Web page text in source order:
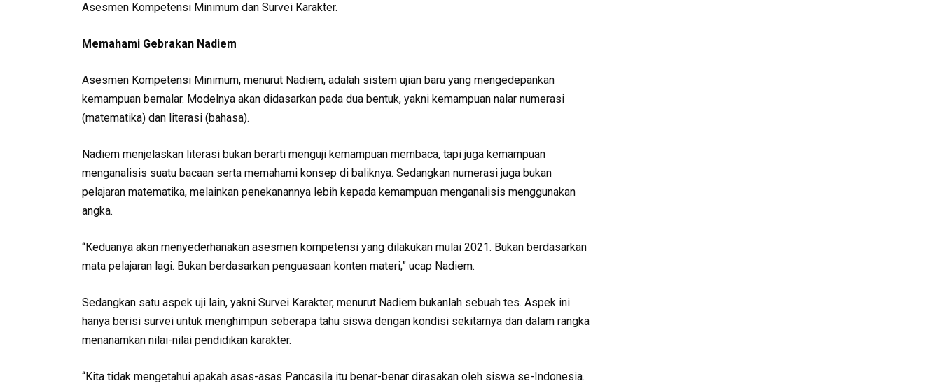
Asesmen Kompetensi Minimum dan Survei Karakter.
Memahami Gebrakan Nadiem
Asesmen Kompetensi Minimum, menurut Nadiem, adalah sistem ujian baru yang mengedepankan
kemampuan bernalar. Modelnya akan didasarkan pada dua bentuk, yakni kemampuan nalar numerasi
(matematika) dan literasi (bahasa).
Nadiem menjelaskan literasi bukan berarti menguji kemampuan membaca, tapi juga kemampuan
menganalisis suatu bacaan serta memahami konsep di baliknya. Sedangkan numerasi juga bukan
pelajaran matematika, melainkan penekanannya lebih kepada kemampuan menganalisis menggunakan
angka.
“Keduanya akan menyederhanakan asesmen kompetensi yang dilakukan mulai 2021. Bukan berdasarkan
mata pelajaran lagi. Bukan berdasarkan penguasaan konten materi,” ucap Nadiem.
Sedangkan satu aspek uji lain, yakni Survei Karakter, menurut Nadiem bukanlah sebuah tes. Aspek ini
hanya berisi survei untuk menghimpun seberapa tahu siswa dengan kondisi sekitarnya dan dalam rangka
menanamkan nilai-nilai pendidikan karakter.
“Kita tidak mengetahui apakah asas-asas Pancasila itu benar-benar dirasakan oleh siswa se-Indonesia.